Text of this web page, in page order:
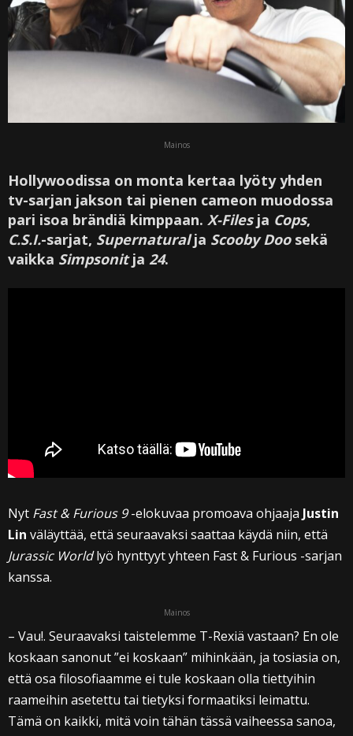
Mainos
Hollywoodissa on monta kertaa lyöty yhden
tv-sarjan jakson tai pienen cameon muodossa
pari isoa brändiä kimppaan. X-Filesja Cops,
C.S.I.-sarjat, Supernaturalja Scooby Doosekä
vaikka Simpsonitja 24.
Nyt Fast & Furious 9-elokuvaa promoava ohjaaja Justin
Lin väläyttää, että seuraavaksi saattaa käydä niin, että
Jurassic Worldlyö hynttyyt yhteen Fast & Furious -sarjan
kanssa.
Mainos
– Vau!. Seuraavaksi taistelemme T-Rexiä vastaan? En ole
koskaan sanonut ”ei koskaan” mihinkään, ja tosiasia on,
että osa filosofiaamme ei tule koskaan olla tiettyihin
raameihin asetettu tai tietyksi formaatiksi leimattu.
Tämä on kaikki, mitä voin tähän tässä vaiheessa sanoa,